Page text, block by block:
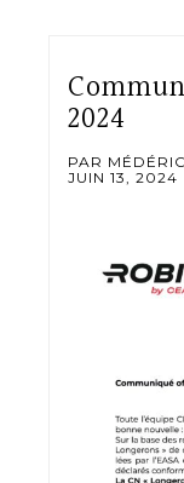
2024
PAR
JUIN 13, 2024